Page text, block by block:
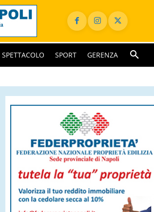
SPETTACOLO SPORT GERENZA